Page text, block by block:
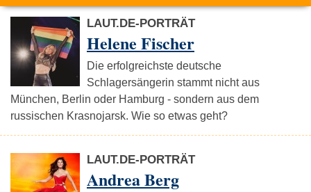
LAUT.DE-PORTRÄT
Helene Fischer
Die erfolgreichste deutsche
Schlagersängerin stammt nicht aus
München, Berlin oder Hamburg - sondern aus dem
russischen Krasnojarsk. Wie so etwas geht?
LAUT.DE-PORTRÄT
Andrea Berg